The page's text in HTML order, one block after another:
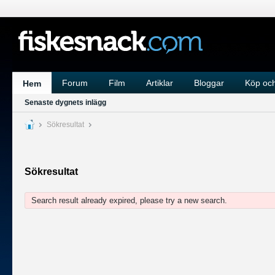
Hem Forum Film Artiklar Bloggar Köp
Senaste dygnets inlägg
Sökresultat
Sökresultat
Search result already expired, please try a new search.